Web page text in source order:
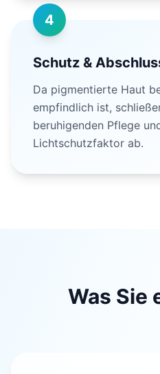
4
Schutz &
Da pigmentierte Haut
empfindlich ist,
beruhigenden Pflege
Lichtschutzfaktor ab.
Was Sie